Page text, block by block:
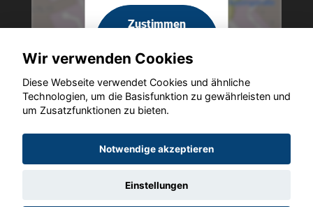
Zustimmen
aktivieren
Copyright © 2026. Altmann Autoland
Wir verwenden Cookies
Diese Webseite verwendet Cookies und ähnliche
Technologien, um die Basisfunktion zu gewährleisten und
um Zusatzfunktionen zu bieten.
Notwendige akzeptieren
Einstellungen